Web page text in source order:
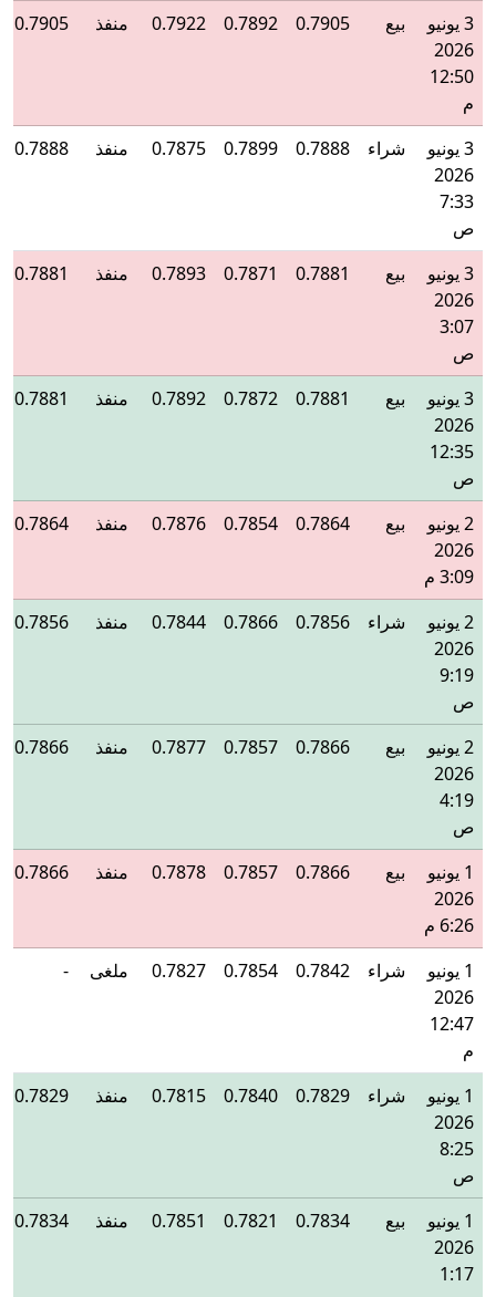
3 يونيو
2026
12:50
م
بيع 0.7905
0.7892
0.7922 منفذ 0.7905
3 يونيو
2026
7:33
ص
شراء 0.7888
0.7899
0.7875 منفذ 0.7888
3 يونيو
2026
3:07
ص
بيع 0.7881
0.7871
0.7893 منفذ 0.7881
3 يونيو
2026
12:35
ص
بيع 0.7881
0.7872
0.7892 منفذ 0.7881
2 يونيو
2026
3:09 م
بيع 0.7864
0.7854
0.7876 منفذ 0.7864
2 يونيو
2026
9:19
ص
شراء 0.7856
0.7866
0.7844 منفذ 0.7856
2 يونيو
2026
4:19
ص
بيع 0.7866
0.7857
0.7877 منفذ 0.7866
1 يونيو
2026
6:26 م
بيع 0.7866
0.7857
0.7878 منفذ 0.7866
1 يونيو
2026
12:47
م
شراء 0.7842
0.7854
0.7827 ملغى -
1 يونيو
2026
8:25
ص
شراء 0.7829
0.7840
0.7815 منفذ 0.7829
1 يونيو
2026
1:17
بيع 0.7834
0.7821
0.7851 منفذ 0.7834